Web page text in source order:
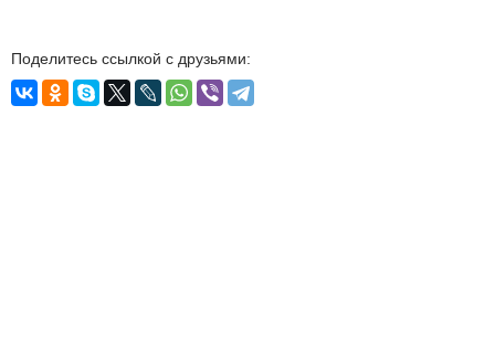
Поделитесь ссылкой с друзьями: